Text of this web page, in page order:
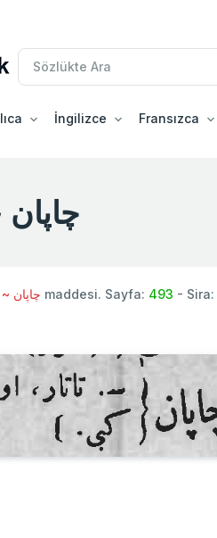
İngilizce Fransızca
çapan ~ چاپان
çapan ~ چاپان maddesi. Sayfa: 493 - Sira: